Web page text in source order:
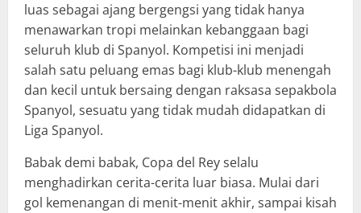
luas sebagai ajang bergengsi yang tidak hanya
menawarkan tropi melainkan kebanggaan bagi
seluruh klub di Spanyol. Kompetisi ini menjadi
salah satu peluang emas bagi klub-klub menengah
dan kecil untuk bersaing dengan raksasa sepakbola
Spanyol, sesuatu yang tidak mudah didapatkan di
Liga Spanyol.
Babak demi babak, Copa del Rey selalu
menghadirkan cerita-cerita luar biasa. Mulai dari
gol kemenangan di menit-menit akhir, sampai kisah